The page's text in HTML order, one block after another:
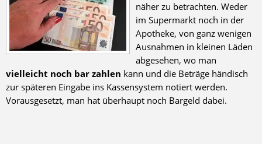
näher zu betrachten. Weder
im Supermarkt noch in der
Apotheke, von ganz wenigen
Ausnahmen in kleinen Läden
abgesehen, wo man
vielleicht noch bar zahlen kann und die Beträge händisch
zur späteren Eingabe ins Kassensystem notiert werden.
Vorausgesetzt, man hat überhaupt noch Bargeld dabei.